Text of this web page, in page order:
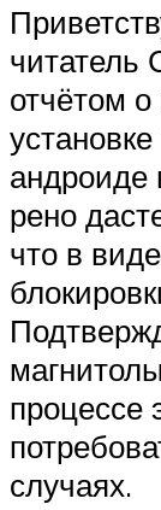
читатель
отчётом
андроиде
рено
что в
процессе
случаях.